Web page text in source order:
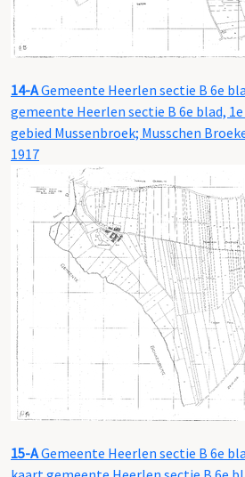
14-AGemeente Heerlen sectie B 6e
gemeente Heerlen sectie B 6e blad,
gebied Mussenbroek; Musschen
1917
15-AGemeente Heerlen sectie B 6e